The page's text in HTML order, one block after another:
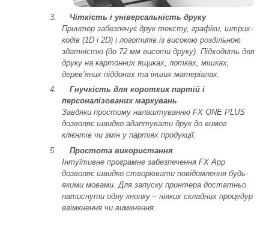
Чіткість і універсальність друку
Принтер забезпечує друк тексту, графіки, штрих-
кодів (1D і 2D) і логотипів із високою роздільною
здатністю (до 72 мм висоти друку). Підходить для
друку на картонних ящиках, лотках, мішках,
дерев’яних піддонах та інших матеріалах.
Гнучкість для коротких партій і
персоналізованих маркувань
Завдяки простому налаштуванню FX ONE PLUS
дозволяє швидко адаптувати друк до вимог
клієнтів чи змін у партіях продукції.
Простота використання
Інтуїтивне програмне забезпечення FX App
дозволяє швидко створювати повідомлення будь-
якими мовами. Для запуску принтера достатньо
натиснути одну кнопку – ніяких складних процедур
ввімкнення чи вимкнення.